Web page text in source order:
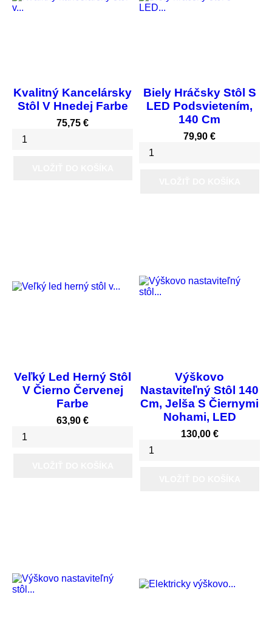
Kvalitný Kancelársky
Stôl V Hnedej Farbe
Cena
75,75 €
Biely Hráčsky Stôl S
LED Podsvietením,
140 Cm
Cena
79,90 €
Veľký Led Herný Stôl
V Čierno Červenej
Farbe
Cena
63,90 €
Výškovo
Nastaviteľný Stôl 140
Cm, Jelša S Čiernymi
Nohami, LED
Cena
130,00 €